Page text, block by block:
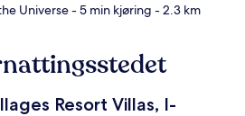
Universe- 5 min kjøring - 2.3 km
Resort Villas, I-